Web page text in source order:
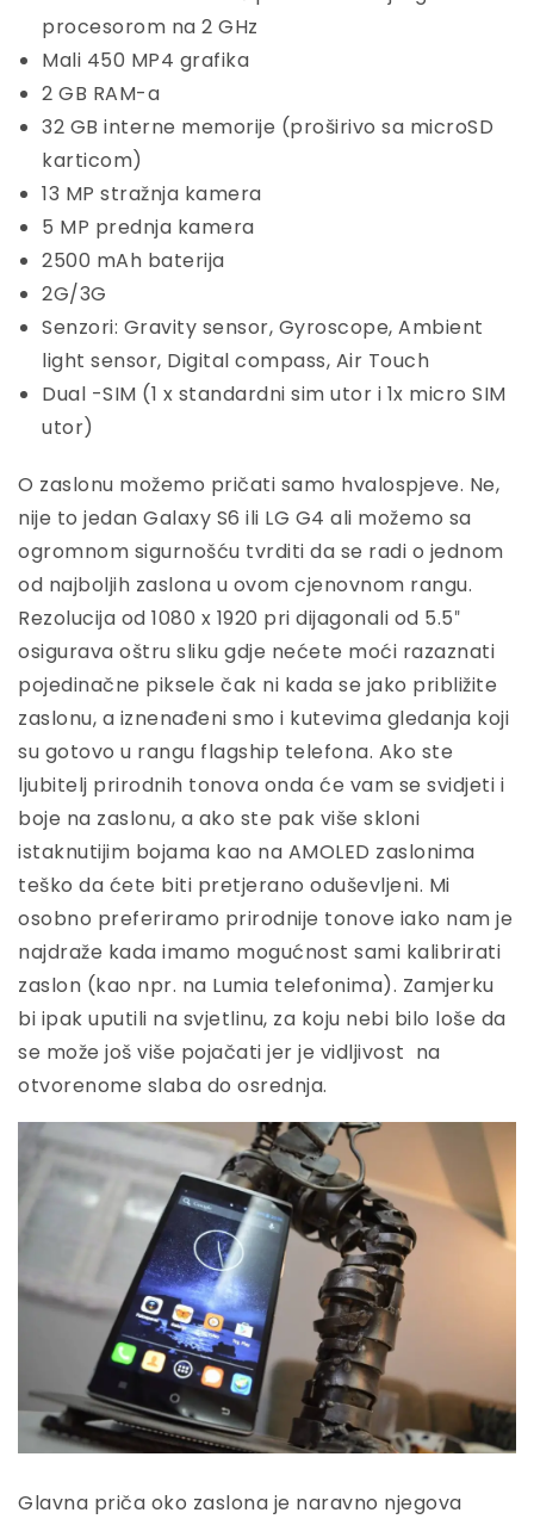
procesorom na 2 GHz
Mali 450 MP4 grafika
2 GB RAM-a
32 GB interne memorije (proširivo sa microSD
karticom)
13 MP stražnja kamera
5 MP prednja kamera
2500 mAh baterija
2G/3G
Senzori: Gravity sensor, Gyroscope, Ambient
light sensor, Digital compass, Air Touch
Dual -SIM (1 x standardni sim utor i 1x micro SIM
utor)
O zaslonu možemo pričati samo hvalospjeve. Ne,
nije to jedan Galaxy S6 ili LG G4 ali možemo sa
ogromnom sigurnošću tvrditi da se radi o jednom
od najboljih zaslona u ovom cjenovnom rangu.
Rezolucija od 1080 x 1920 pri dijagonali od 5.5″
osigurava oštru sliku gdje nećete moći razaznati
pojedinačne piksele čak ni kada se jako približite
zaslonu, a iznenađeni smo i kutevima gledanja koji
su gotovo u rangu flagship telefona. Ako ste
ljubitelj prirodnih tonova onda će vam se svidjeti i
boje na zaslonu, a ako ste pak više skloni
istaknutijim bojama kao na AMOLED zaslonima
teško da ćete biti pretjerano oduševljeni. Mi
osobno preferiramo prirodnije tonove iako nam je
najdraže kada imamo mogućnost sami kalibrirati
zaslon (kao npr. na Lumia telefonima). Zamjerku
bi ipak uputili na svjetlinu, za koju nebi bilo loše da
se može još više pojačati jer je vidljivost na
otvorenome slaba do osrednja.
Glavna priča oko zaslona je naravno njegova